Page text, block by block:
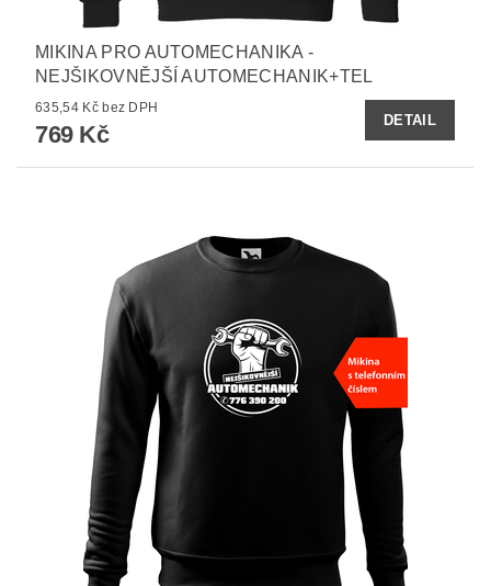
MIKINA PRO AUTOMECHANIKA -
NEJŠIKOVNĚJŠÍ AUTOMECHANIK+TEL
635,54 Kč bez DPH
769 Kč
DETAIL